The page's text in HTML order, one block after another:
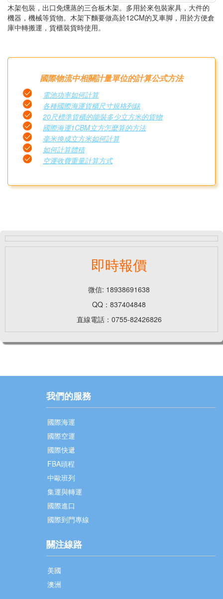
木架包裝，出口免燻蒸的三合板木架。多用於來包裝家具，大件的
機器，機械等貨物。木架下麵要做高於12CM的叉車脚，用於方便倉
庫中轉搬運，貨櫃裝貨時使用。
國際物流中相關計量單位的計算公式方法
電池功率如何計算
各種國際海運貨櫃尺寸規格列錶
20尺標準貨櫃的能裝多少立方米的貨物
國際海運1CBM立方怎麼算的方法
毫米換成立方米如何計算
如何計算體積
空運收費重量計算方式
即時報價
微信: 18938691638
QQ：837404848
直線電話：0755-82426826
我們的服務
國際海運
國際空運
國際快遞
FBA頭程
中歐班列
集運與轉運
國際進口
國際到門專線
關注線路
美國
澳洲